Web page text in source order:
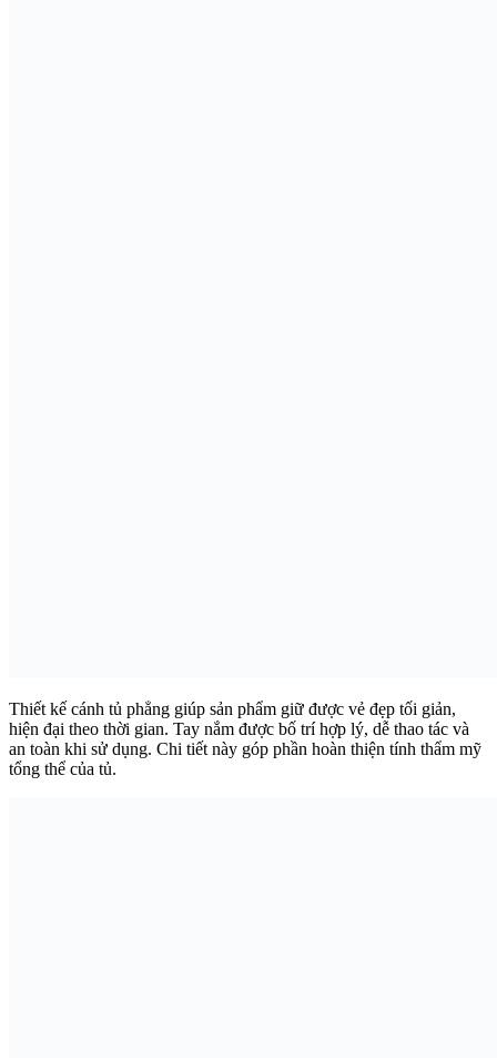
Thiết kế cánh tủ phẳng giúp sản phẩm giữ được vẻ đẹp tối giản,
hiện đại theo thời gian. Tay nắm được bố trí hợp lý, dễ thao tác và
an toàn khi sử dụng. Chi tiết này góp phần hoàn thiện tính thẩm mỹ
tổng thể của tủ.